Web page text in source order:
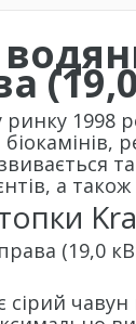
ринку
а
(19,0
чавун